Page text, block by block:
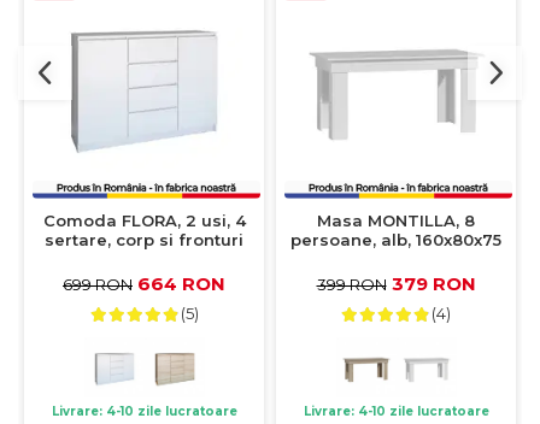
Comoda FLORA, 2 usi, 4
sertare, corp si fronturi
699 RON 664 RON
(5)
Livrare: 4-10 zile lucratoare
Masa MONTILLA, 8
persoane, alb, 160x80x75
399 RON 379 RON
(4)
Livrare: 4-10 zile lucratoare